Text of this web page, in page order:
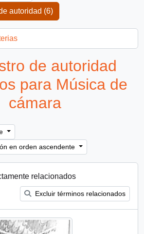
autoridad (6)
de autoridad
para Música de
cámara
en orden ascendente
relacionados
Excluir términos relacionados